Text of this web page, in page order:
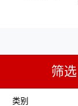
筛选
类别